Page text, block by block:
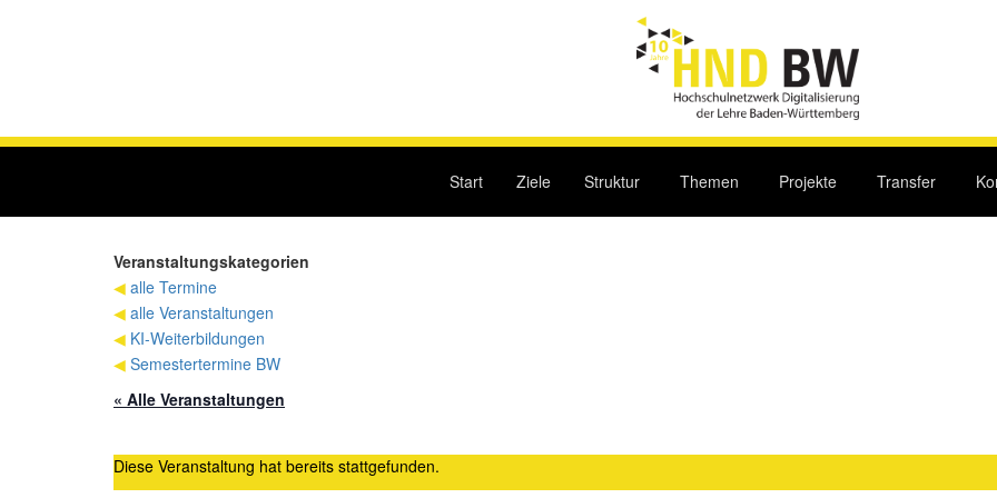
Start Ziele Struktur Themen Projekte Transfer
Veranstaltungskategorien
◀ alle Termine
◀ alle Veranstaltungen
◀ KI-Weiterbildungen
◀ Semestertermine BW
« Alle Veranstaltungen
Diese Veranstaltung hat bereits stattgefunden.